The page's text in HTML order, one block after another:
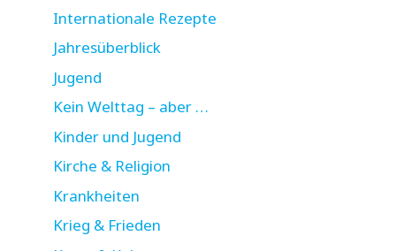
Internationale Rezepte
Jahresüberblick
Jugend
Kein Welttag – aber …
Kinder und Jugend
Kirche & Religion
Krankheiten
Krieg & Frieden